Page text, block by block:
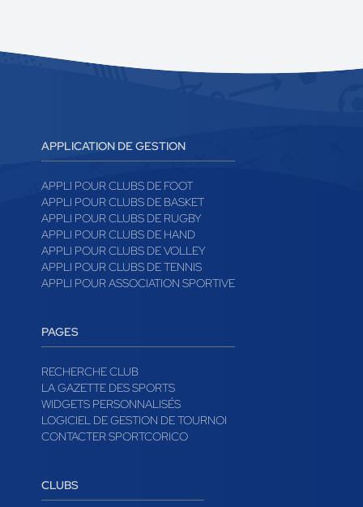
APPLICATION DE GESTION
APPLI POUR CLUBS DE FOOT
APPLI POUR CLUBS DE BASKET
APPLI POUR CLUBS DE RUGBY
APPLI POUR CLUBS DE HAND
APPLI POUR CLUBS DE VOLLEY
APPLI POUR CLUBS DE TENNIS
APPLI POUR ASSOCIATION SPORTIVE
PAGES
RECHERCHE CLUB
LA GAZETTE DES SPORTS
WIDGETS PERSONNALISÉS
LOGICIEL DE GESTION DE TOURNOI
CONTACTER SPORTCORICO
CLUBS